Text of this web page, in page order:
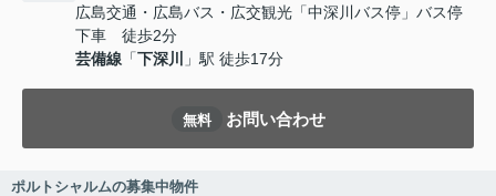
広島交通・広島バス・広交観光「中深川バス停」バス停
下車 徒歩2分
芸備線 「下深川 」駅 徒歩17分
無料 お問い合わせ
ポルトシャルムの募集中物件